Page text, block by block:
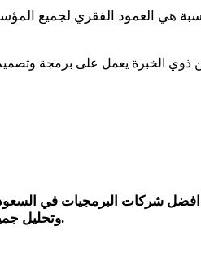
ذوي الخبرة يعمل على برمجة وتصميم
شركات البرمجيات في
وتحليل.